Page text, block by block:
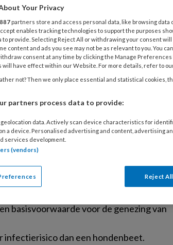
inbegrip van de mens, brengt
in het slachtoffer. Honden
bijten en de anatomie van hun
kneuzingen (crushletsel); katten
wondjes.
basisvoorwaarde voor de genezing van
dan een hondenbeet.
Your Privacy
887 partners store and access personal data, like browsing
enables tracking technologies to support the purposes
to provide. Selecting Reject All or withdrawing your consent
content and ads you see may not be as relevant to you. You
consent at any time by clicking the Manage Preferences
will have effect within our Website. For more details, refer to
not? Then we only place essential and statistical cookies,
partners process data to provide:
data. Actively scan device characteristics for
a device. Personalised advertising and content, advertising
services development.
(vendors)
Reject All